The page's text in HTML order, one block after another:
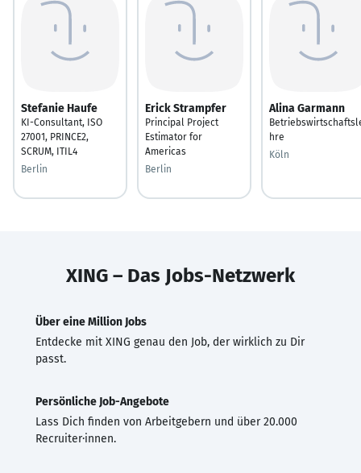
Stefanie Haufe
KI-Consultant, ISO
27001, PRINCE2,
SCRUM, ITIL4
Berlin
Erick Strampfer
Principal Project
Estimator for
Americas
Berlin
Alina Garmann
hre
Köln
XING – Das Jobs-Netzwerk
Über eine Million Jobs
Entdecke mit XING genau den Job, der wirklich zu Dir
passt.
Persönliche Job-Angebote
Lass Dich finden von Arbeitgebern und über 20.000
Recruiter·innen.